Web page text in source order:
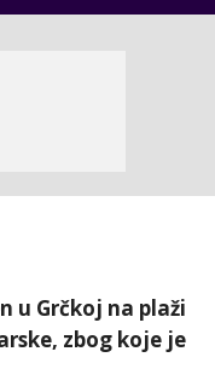
u Grčkoj na plaži
zbog koje je